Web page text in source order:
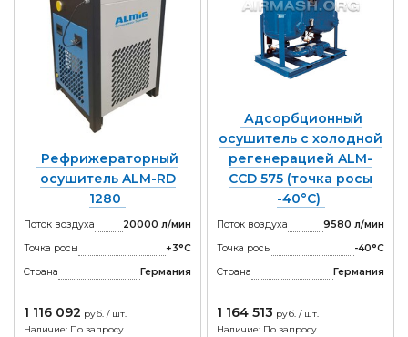
Рефрижераторный
осушитель ALM-RD
1280
Поток воздуха
20000 л/мин
Точка росы
+3°С
Страна
Германия
1 116 092 руб. / шт.
Наличие: По запросу
Адсорбционный
осушитель с холодной
регенерацией ALM-
CCD 575 (точка росы
-40°С)
Поток воздуха
9580 л/мин
Точка росы
-40°С
Страна
Германия
1 164 513 руб. / шт.
Наличие: По запросу